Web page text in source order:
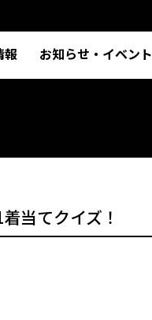
報 お知らせ・イベント
当てクイズ！